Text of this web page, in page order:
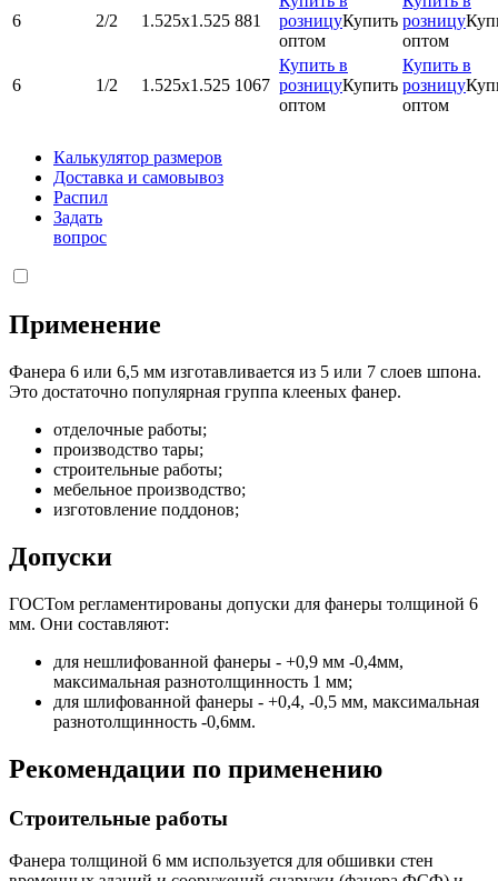
6 2/2 1.525х1.525 881
розницуКупить
оптом
розницу
оптом
6 1/2 1.525х1.525 1067
Купить в
розницуКупить
оптом
Купить в
розницу
оптом
Калькулятор размеров
Доставка и самовывоз
Распил
Задать
вопрос
Применение
Фанера 6 или 6,5 мм изготавливается из 5 или 7 слоев шпона.
Это достаточно популярная группа клееных фанер.
отделочные работы;
производство тары;
строительные работы;
мебельное производство;
изготовление поддонов;
Допуски
ГОСТом регламентированы допуски для фанеры толщиной 6
мм. Они составляют:
для нешлифованной фанеры - +0,9 мм -0,4мм,
максимальная разнотолщинность 1 мм;
для шлифованной фанеры - +0,4, -0,5 мм, максимальная
разнотолщинность -0,6мм.
Рекомендации по применению
Строительные работы
Фанера толщиной 6 мм используется для обшивки стен